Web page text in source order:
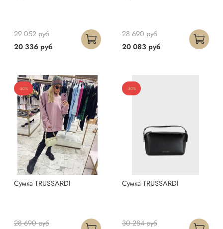
20 336 руб
29 052 руб
20 083 руб
28 690 руб
-30%
Сумка TRUSSARDI
28 690 руб
-30%
Сумка TRUSSARDI
30 284 руб